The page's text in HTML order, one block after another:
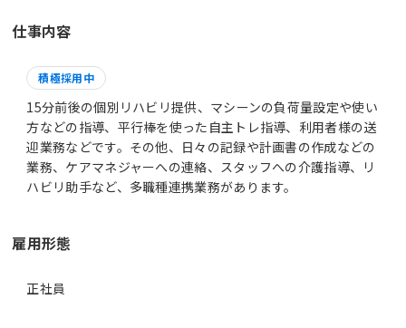
仕事内容
積極採用中
15分前後の個別リハビリ提供、マシーンの負荷量設定や使い
方などの指導、平行棒を使った自主トレ指導、利用者様の送
迎業務などです。その他、日々の記録や計画書の作成などの
業務、ケアマネジャーへの連絡、スタッフへの介護指導、リ
ハビリ助手など、多職種連携業務があります。
雇用形態
正社員